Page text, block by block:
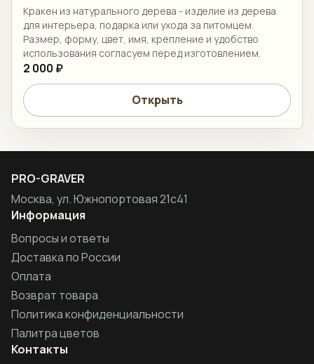
Кракен из натурального дерева - изделие из дерева
для интерьера, подарка или ухода за питомцем.
Размер, форму, цвет, имя, крепление и удобство
использования согласуем перед изготовлением.
2 000 ₽
Открыть
PRO-GRAVER
Москва, ул. Южнопортовая 21с41
Информация
Вопросы и ответы
Доставка по России
Оплата
Возврат товара
Политика конфиденциальности
Палитра цветов
Контакты